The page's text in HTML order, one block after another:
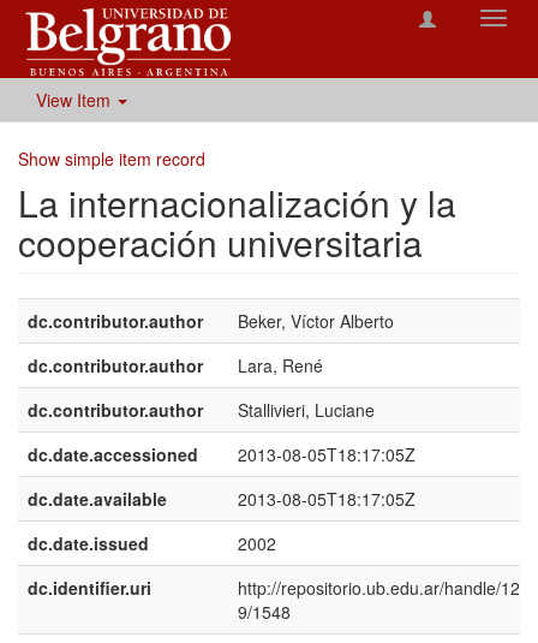
View Item
Show simple item record
La internacionalización y la
cooperación universitaria
dc.contributor.author
Beker, Víctor Alberto
dc.contributor.author
Lara, René
dc.contributor.author
Stallivieri, Luciane
dc.date.accessioned
2013-08-05T18:17:05Z
dc.date.available
2013-08-05T18:17:05Z
dc.date.issued
2002
dc.identifier.uri
http://repositorio.ub.edu.ar/handle/
9/1548